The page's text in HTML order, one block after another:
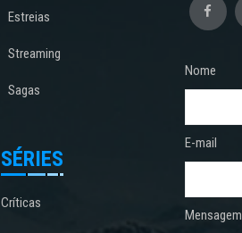
Estreias
Streaming
Sagas
SÉRIES
Críticas
Nome
E-mail
Mensagem